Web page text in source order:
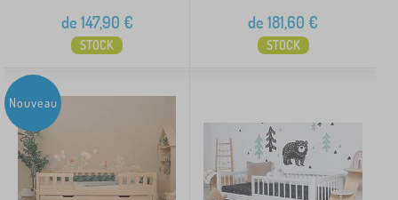
de 147,90 €
STOCK
de 181,60 €
STOCK
Nouveau